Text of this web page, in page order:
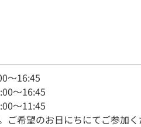
～16:45
～16:45
～11:45
希望のお日にちにてご参加く